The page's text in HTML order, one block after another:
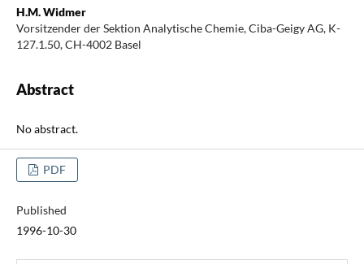
H.M. Widmer
Vorsitzender der Sektion Analytische Chemie, Ciba-Geigy AG, K-
127.1.50, CH-4002 Basel
Abstract
No abstract.
PDF
Published
1996-10-30